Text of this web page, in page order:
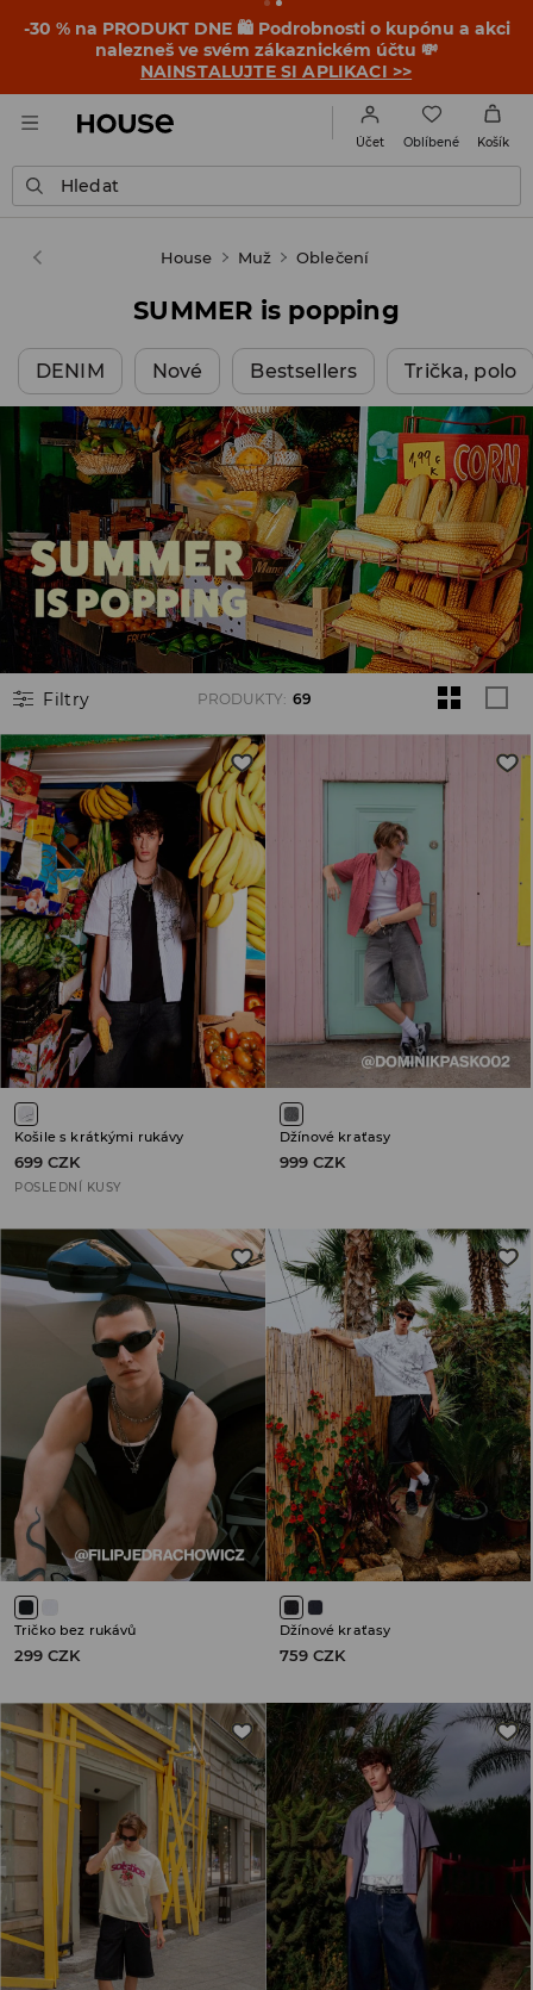
-30 % na PRODUKT DNE 🛍️ Podrobnosti o kupónu a akci
nalezneš ve svém zákaznickém účtu 💸
NAINSTALUJTE SI APLIKACI >>
Účet Oblíbené Košík
Hledat
House Muž Oblečení
SUMMER is popping
DENIM Nové Bestsellers Trička, polo
Filtry PRODUKTY: 69
Košile s krátkými rukávy
699 CZK
POSLEDNÍ KUSY
Džínové kraťasy
999 CZK
Tričko bez rukávů
299 CZK
Džínové kraťasy
759 CZK